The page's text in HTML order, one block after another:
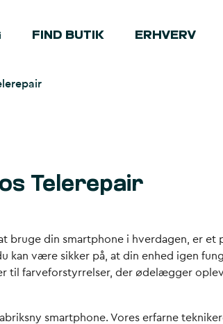
FIND BUTIK ERHVERV
Telerepair
din smartphone i hverdagen, er
kan være sikker på, at din enhed igen
til farveforstyrrelser, der ødelægger
smartphone. Vores erfarne